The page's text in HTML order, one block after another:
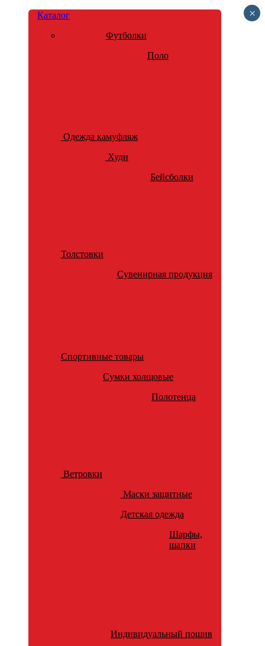
Каталог
Футболки
Поло
Одежда камуфляж
Худи
Бейсболки
Толстовки
Сувенирная продукция
Спортивные товары
Сумки холщовые
Полотенца
Ветровки
Маски защитные
Детская одежда
Шарфы,
шапки
Индивидуальный пошив
×